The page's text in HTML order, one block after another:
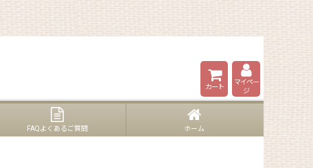
カート
マイペー
ジ
FAQよくあるご質問 ホーム